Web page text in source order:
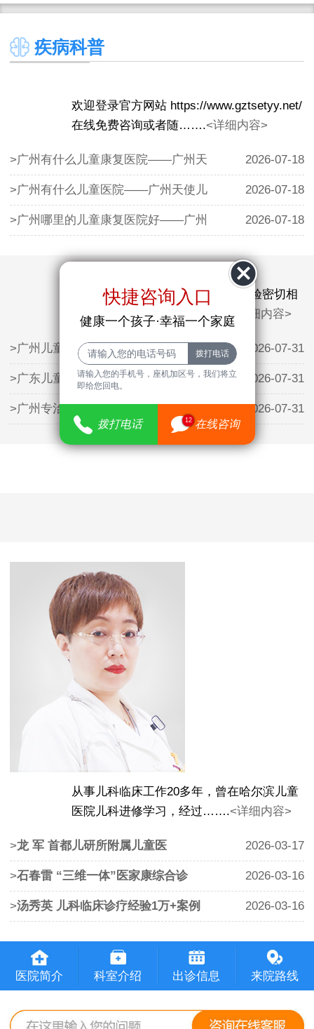
疾病科普
欢迎登录官方网站 https://www.gztsetyy.net/
在线免费咨询或者随…….<详细内容>
>广州有什么儿童康复医院——广州天 2026-07-18
>广州有什么儿童医院——广州天使儿 2026-07-18
>广州哪里的儿童康复医院好——广州 2026-07-18
抽动症的治疗效果与医生的临床经验密切相
关。广州天使儿童医院的…….<详细内容>
>广州儿童生长发育方面哪家医院好— 2026-07-31
>广东儿童矮小哪家医院好——利用暑 2026-07-31
>广州专治儿童矮小医院哪里有——暑 2026-07-31
从事儿科临床工作20多年，曾在哈尔滨儿童
医院儿科进修学习，经过…….<详细内容>
>龙 军 首都儿研所附属儿童医 2026-03-17
>石春雷 “三维一体”医家康综合诊 2026-03-16
>汤秀英 儿科临床诊疗经验1万+案例 2026-03-16
医院简介 科室介绍 出诊信息 来院路线
快捷咨询入口
健康一个孩子·幸福一个家庭
请输入您的手机号，座机加区号，我们将立
即给您回电。
拨打电话 12 在线咨询